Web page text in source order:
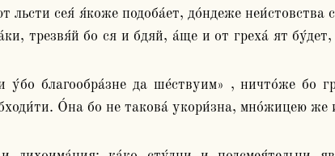
сея́ я́коже подоба́ет, до́ндеже неи́стовства
трезвя́й бо ся и бдяй, а́ще и от греха́ ят
О́на бо не такова́ укори́зна, мно́жицею